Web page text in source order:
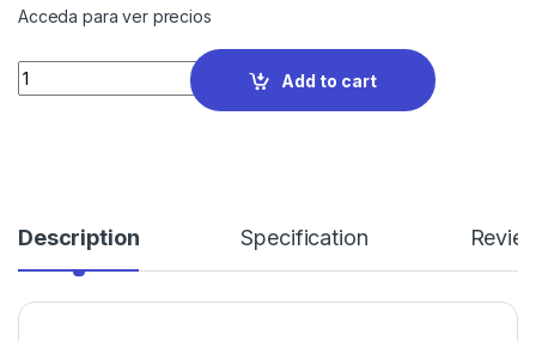
Acceda para ver precios
Quantity
Add to cart
Description Specification